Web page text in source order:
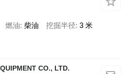
燃油 柴油 挖掘半径 3 米
CO., LTD.